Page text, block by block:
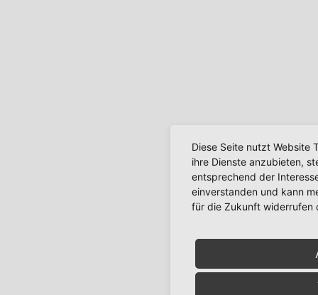
Diese Seite nutzt Website
ihre Dienste anzubieten,
entsprechend der
einverstanden und kann
für die Zukunft widerrufen